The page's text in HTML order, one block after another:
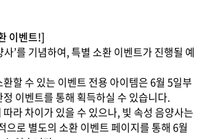
이벤트!]
사’를 기념하여, 특별 소환 이벤트가 진행될 예
할 수 있는 이벤트 전용 아이템은 6월 5일부
이벤트를 통해 획득하실 수 있습니다.
라 차이가 있을 수 있으나, 빛 속성 음양사는
으로 별도의 소환 이벤트 페이지를 통해 6월